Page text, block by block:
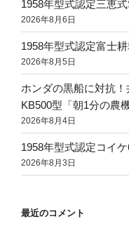
1958年型式認定三恵
2026年8月6日
1958年型式認定富士
2026年8月5日
ホンダの黒船に対抗
KB500型「朝1分の農
2026年8月4日
1958年型式認定コイ
2026年8月3日
最近のコメント